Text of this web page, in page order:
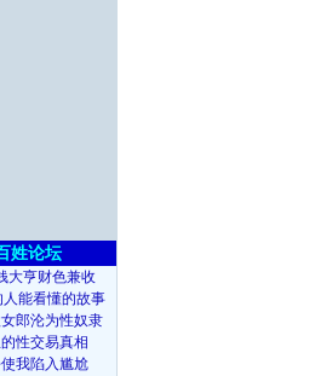
姓论坛
大亨财色兼收
能看懂的故事
郎沦为性奴隶
性交易真相
我陷入尴尬